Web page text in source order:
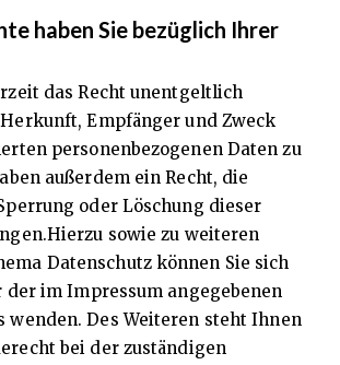
haben Sie bezüglich Ihrer
das Recht unentgeltlich
Empfänger und Zweck
personenbezogenen Daten zu
außerdem ein Recht, die
oder Löschung dieser
sowie zu weiteren
Datenschutz können Sie sich
im Impressum angegebenen
wenden. Des Weiteren steht Ihnen
bei der zuständigen